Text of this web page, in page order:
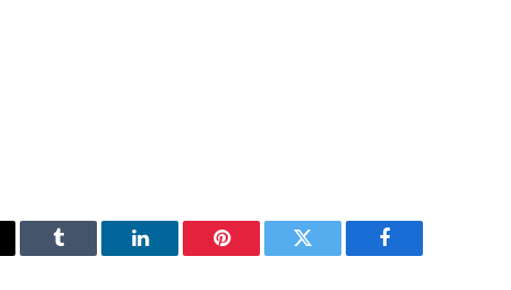
فيسبوك تويتر بينتيريستلينكدإن Tumblr